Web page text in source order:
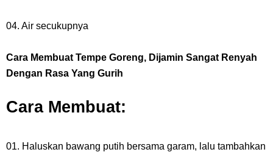
04. Air secukupnya
Cara Membuat Tempe Goreng, Dijamin Sangat Renyah
Dengan Rasa Yang Gurih
Cara Membuat:
01. Haluskan bawang putih bersama garam, lalu tambahkan